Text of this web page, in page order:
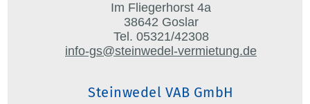
Im Fliegerhorst 4a
38642 Goslar
Tel. 05321/42308
info-gs@steinwedel-vermietung.de
Steinwedel VAB GmbH